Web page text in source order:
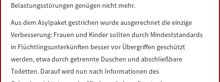
Belastungsstörungen genügen nicht mehr.
Aus dem Asylpaket gestrichen wurde ausgerechnet die einzige
Verbesserung: Frauen und Kinder sollten durch Mindeststandards
in Flüchtlingsunterkünften besser vor Übergriffen geschützt
werden, etwa durch getrennte Duschen und abschließbare
Toiletten. Darauf wird nun nach Informationen des